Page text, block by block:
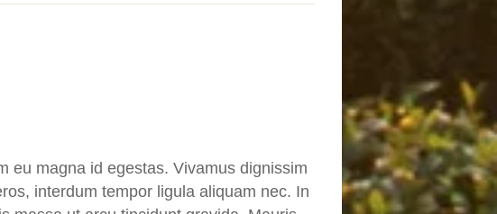
eu magna id egestas. Vivamus dignissim
interdum tempor ligula aliquam nec. In